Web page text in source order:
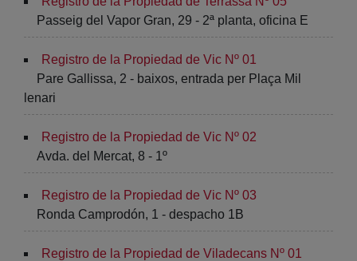
Passeig del Vapor Gran, 29 - 2ª planta, oficina E
Registro de la Propiedad de Vic Nº 01
Pare Gallissa, 2 - baixos, entrada per Plaça Mil
lenari
Registro de la Propiedad de Vic Nº 02
Avda. del Mercat, 8 - 1º
Registro de la Propiedad de Vic Nº 03
Ronda Camprodón, 1 - despacho 1B
Registro de la Propiedad de Viladecans Nº 01